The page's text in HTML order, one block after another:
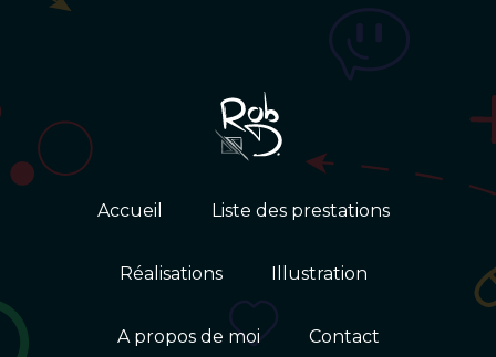
Accueil Liste des prestations
Réalisations Illustration
A propos de moi Contact